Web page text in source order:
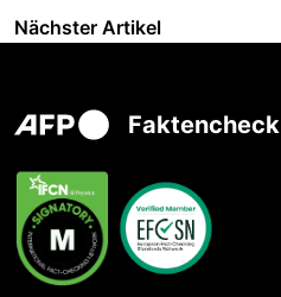
Nächster Artikel
Faktencheck